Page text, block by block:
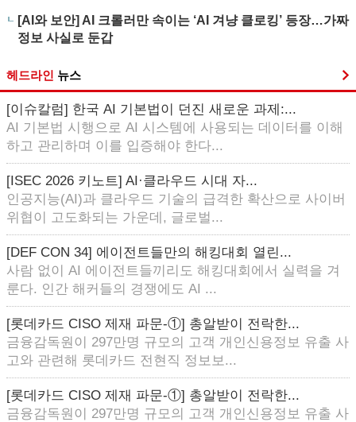
[AI와 보안] AI 크롤러만 속이는 ‘AI 겨냥 클로킹’ 등장…가짜
정보 사실로 둔갑
헤드라인 뉴스
[이슈칼럼] 한국 AI 기본법이 던진 새로운 과제:...
AI 기본법 시행으로 AI 시스템에 사용되는 데이터를 이해
하고 관리하며 이를 입증해야 한다...
[ISEC 2026 키노트] AI·클라우드 시대 자...
인공지능(AI)과 클라우드 기술의 급격한 확산으로 사이버
위협이 고도화되는 가운데, 글로벌...
[DEF CON 34] 에이전트들만의 해킹대회 열린...
사람 없이 AI 에이전트들끼리도 해킹대회에서 실력을 겨
룬다. 인간 해커들의 경쟁에도 AI ...
[롯데카드 CISO 제재 파문-①] 총알받이 전락한...
금융감독원이 297만명 규모의 고객 개인신용정보 유출 사
고와 관련해 롯데카드 전현직 정보보...
[롯데카드 CISO 제재 파문-①] 총알받이 전락한...
금융감독원이 297만명 규모의 고객 개인신용정보 유출 사